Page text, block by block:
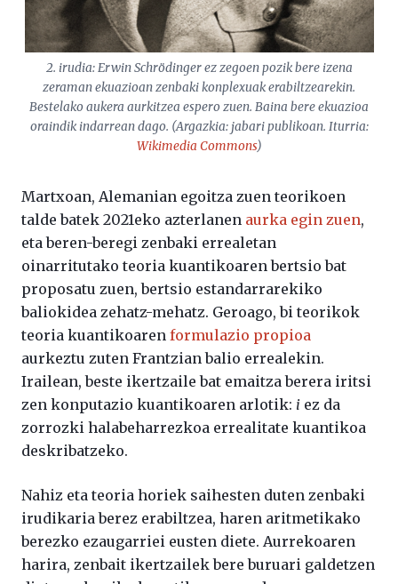
2. irudia: Erwin Schrödinger ez zegoen pozik bere izena
zeraman ekuazioan zenbaki konplexuak erabiltzearekin.
Bestelako aukera aurkitzea espero zuen. Baina bere ekuazioa
oraindik indarrean dago. (Argazkia: jabari publikoan. Iturria:
Wikimedia Commons)
Martxoan, Alemanian egoitza zuen teorikoen
talde batek 2021eko azterlanen aurka egin zuen,
eta beren-beregi zenbaki errealetan
oinarritutako teoria kuantikoaren bertsio bat
proposatu zuen, bertsio estandarrarekiko
baliokidea zehatz-mehatz. Geroago, bi teorikok
teoria kuantikoaren formulazio propioa
aurkeztu zuten Frantzian balio errealekin.
Irailean, beste ikertzaile bat emaitza berera iritsi
zen konputazio kuantikoaren arlotik: i ez da
zorrozki halabeharrezkoa errealitate kuantikoa
deskribatzeko.
Nahiz eta teoria horiek saihesten duten zenbaki
irudikaria berez erabiltzea, haren aritmetikako
berezko ezaugarriei eusten diete. Aurrekoaren
harira, zenbait ikertzailek bere buruari galdetzen